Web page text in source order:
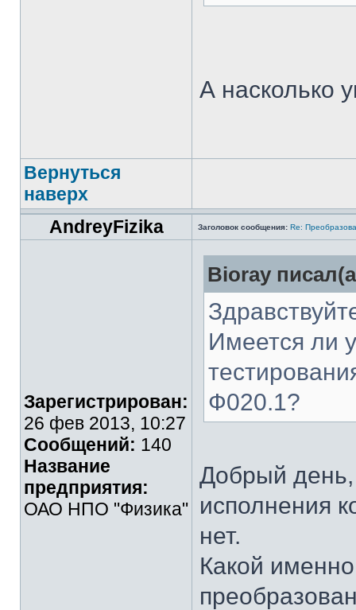
А насколько
Вернуться
наверх
AndreyFizika
Заголовок сообщения: Re:
Зарегистрирован:
26 фев 2013, 10:27
Сообщений: 140
Название
предприятия:
ОАО НПО "Физика"
Bioray
Имеется ли
Ф020.1?
Добрый день,
исполнения
нет.
Какой